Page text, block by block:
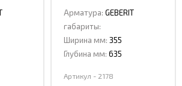
Арматура: GEBERIT
габариты:
Ширина мм: 355
Глубина мм: 635
Артикул - 2178